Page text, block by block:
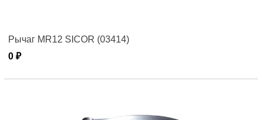
Рычаг MR12 SICOR (03414)
0 ₽